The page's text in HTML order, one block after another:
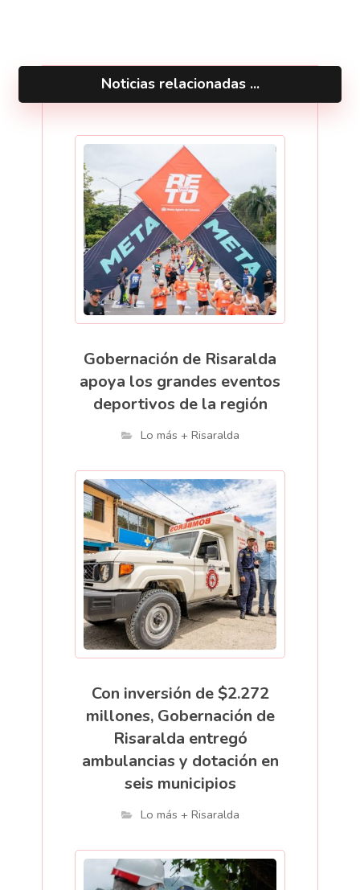
Noticias relacionadas ...
Gobernación de Risaralda
apoya los grandes eventos
deportivos de la región
Lo más + Risaralda
Con inversión de $2.272
millones, Gobernación de
Risaralda entregó
ambulancias y dotación en
seis municipios
Lo más + Risaralda